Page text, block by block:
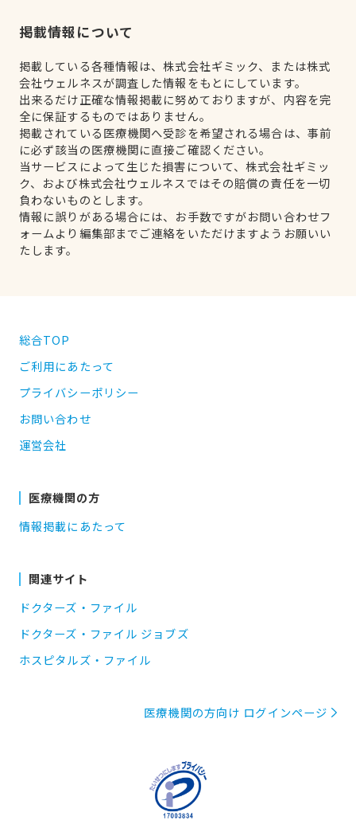
掲載情報について
掲載している各種情報は、株式会社ギミック、または株式
会社ウェルネスが調査した情報をもとにしています。
出来るだけ正確な情報掲載に努めておりますが、内容を完
全に保証するものではありません。
掲載されている医療機関へ受診を希望される場合は、事前
に必ず該当の医療機関に直接ご確認ください。
当サービスによって生じた損害について、株式会社ギミッ
ク、および株式会社ウェルネスではその賠償の責任を一切
負わないものとします。
情報に誤りがある場合には、お手数ですがお問い合わせフ
ォームより編集部までご連絡をいただけますようお願いい
たします。
総合TOP
ご利用にあたって
プライバシーポリシー
お問い合わせ
運営会社
医療機関の方
情報掲載にあたって
関連サイト
ドクターズ・ファイル
ドクターズ・ファイル ジョブズ
ホスピタルズ・ファイル
医療機関の方向け ログインページ